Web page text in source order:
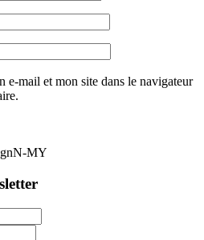
e-mail et mon site dans le navigateur
MY